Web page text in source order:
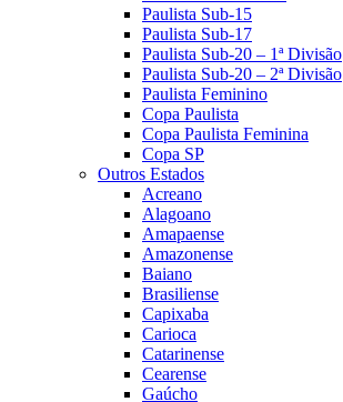
Paulista Sub-15
Paulista Sub-17
Paulista Sub-20 – 1ª Divisão
Paulista Sub-20 – 2ª Divisão
Paulista Feminino
Copa Paulista
Copa Paulista Feminina
Copa SP
Outros Estados
Acreano
Alagoano
Amapaense
Amazonense
Baiano
Brasiliense
Capixaba
Carioca
Catarinense
Cearense
Gaúcho